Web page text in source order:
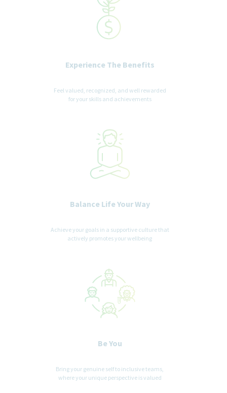
Experience The Benefits
Feel valued, recognized, and well rewarded
for your skills and achievements
Balance Life Your Way
Achieve your goals in a supportive culture that
actively promotes your wellbeing
Be You
Bring your genuine self to inclusive teams,
where your unique perspective is valued